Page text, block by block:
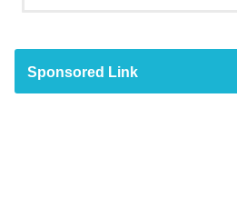
Sponsored Link